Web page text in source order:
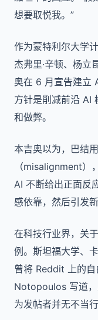
想要取悦我。”
作为蒙特利尔大学
杰弗里·辛顿、杨立
奥在 6 月宣告建立
方针是削减前沿 AI
和做弊。
本吉奥以为，巴结
（misalignment）
AI 不断给出正面反
感依靠，然后引发新
在科技行业界，关
例。斯坦福大学、
曾将 Reddit 上的自
Notopoulos 写道
为发帖者并无不当